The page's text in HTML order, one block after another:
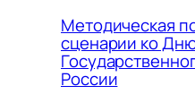
Методическая
сценарии ко
России